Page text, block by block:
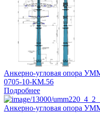
Анкерно-угловая опора
0705-10-КМ.56
Подробнее
Анкерно-угловая опора